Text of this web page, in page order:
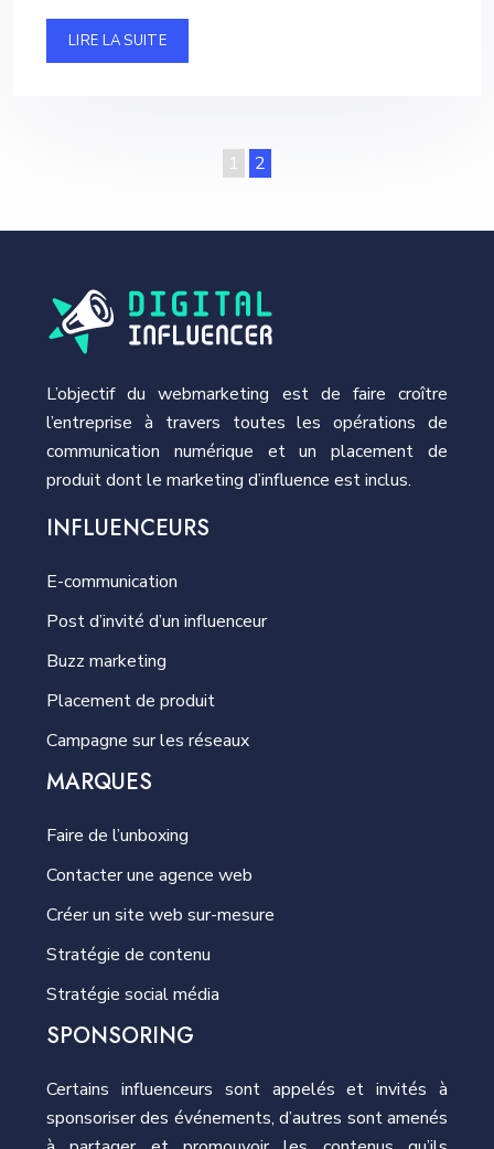
LIRE LA SUITE
1 2
L’objectif du webmarketing est de faire croître
l’entreprise à travers toutes les opérations de
communication numérique et un placement de
produit dont le marketing d’influence est inclus.
INFLUENCEURS
E-communication
Post d’invité d’un influenceur
Buzz marketing
Placement de produit
Campagne sur les réseaux
MARQUES
Faire de l’unboxing
Contacter une agence web
Créer un site web sur-mesure
Stratégie de contenu
Stratégie social média
SPONSORING
Certains influenceurs sont appelés et invités à
sponsoriser des événements, d’autres sont amenés